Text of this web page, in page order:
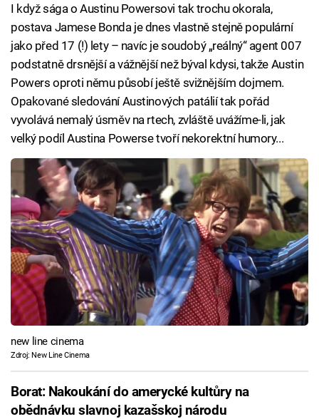
I když sága o Austinu Powersovi tak trochu okorala,
postava Jamese Bonda je dnes vlastně stejně populární
jako před 17 (!) lety – navíc je soudobý „reálný“ agent 007
podstatně drsnější a vážnější než býval kdysi, takže Austin
Powers oproti němu působí ještě svižnějším dojmem.
Opakované sledování Austinových patálií tak pořád
vyvolává nemalý úsměv na rtech, zvláště uvážíme-li, jak
velký podíl Austina Powerse tvoří nekorektní humory...
new line cinema
Zdroj: New Line Cinema
Borat: Nakoukání do amerycké kultůry na
obědnávku slavnoj kazašskoj národu